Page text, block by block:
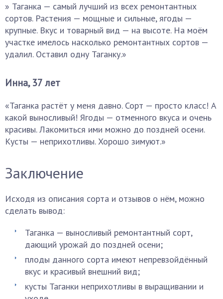
» Таганка — самый лучший из всех ремонтантных
сортов. Растения — мощные и сильные, ягоды —
крупные. Вкус и товарный вид — на высоте. На моём
участке имелось насколько ремонтантных сортов —
удалил. Оставил одну Таганку.»
Инна, 37 лет
«Таганка растёт у меня давно. Сорт — просто класс! А
какой выносливый! Ягоды — отменного вкуса и очень
красивы. Лакомиться ими можно до поздней осени.
Кусты — неприхотливы. Хорошо зимуют.»
Заключение
Исходя из описания сорта и отзывов о нём, можно
сделать вывод:
Таганка — выносливый ремонтантный сорт,
дающий урожай до поздней осени;
плоды данного сорта имеют непревзойдённый
вкус и красивый внешний вид;
кусты Таганки неприхотливы в выращивании и